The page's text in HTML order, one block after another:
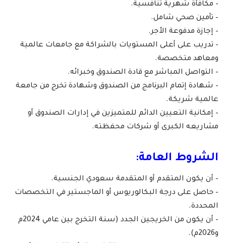
– مكافأة شهرية تنافسية.
– تأمين صحي شامل.
– إجازة مدفوعة الأجر.
– تدريب على أعلى المستويات بالشراكة مع جامعات عالمية
ومعاهد متخصصة.
– التواصل المباشر مع قادة الصندوق وخبرائه.
– شهادة إتمام البرنامج من الصندوق وشهادة تخرج من جامعة
عالمية شريكة.
– إمكانية التعيين الدائم للمتميزين في إدارات الصندوق أو
مشاريعه الكبرى أو شركات محفظته.
الشروط العامة:
– أن يكون المتقدم أو المتقدمة سعودي الجنسية.
– حاصل على درجة البكالوريوس أو الماجستير في التخصصات
المحددة.
– أن يكون من الخريجين الجدد (سنة التخرج بين عامي 2024م
و2026م).